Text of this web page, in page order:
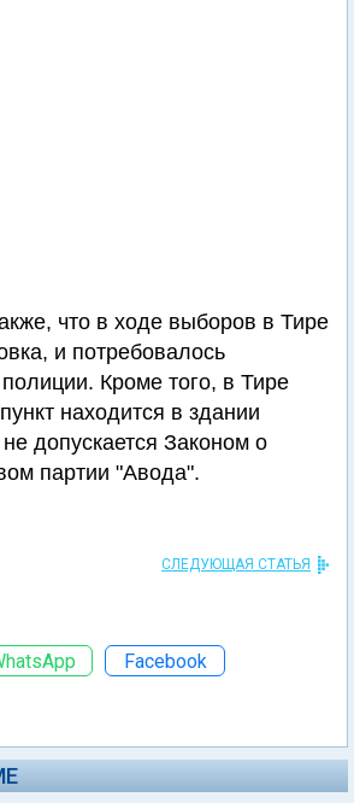
что в ходе выборов в Тире
и потребовалось
Кроме того, в Тире
находится в здании
не допускается Законом о
партии "Авода".
СЛЕДУЮЩАЯ СТАТЬЯ
Facebook